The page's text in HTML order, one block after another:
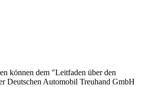
können dem "Leitfaden über den
Deutschen Automobil Treuhand GmbH